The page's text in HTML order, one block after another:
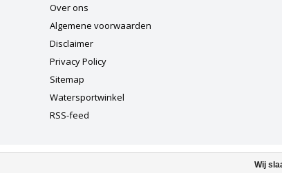
Over ons
Algemene voorwaarden
Disclaimer
Privacy Policy
Sitemap
Watersportwinkel
RSS-feed
Wij